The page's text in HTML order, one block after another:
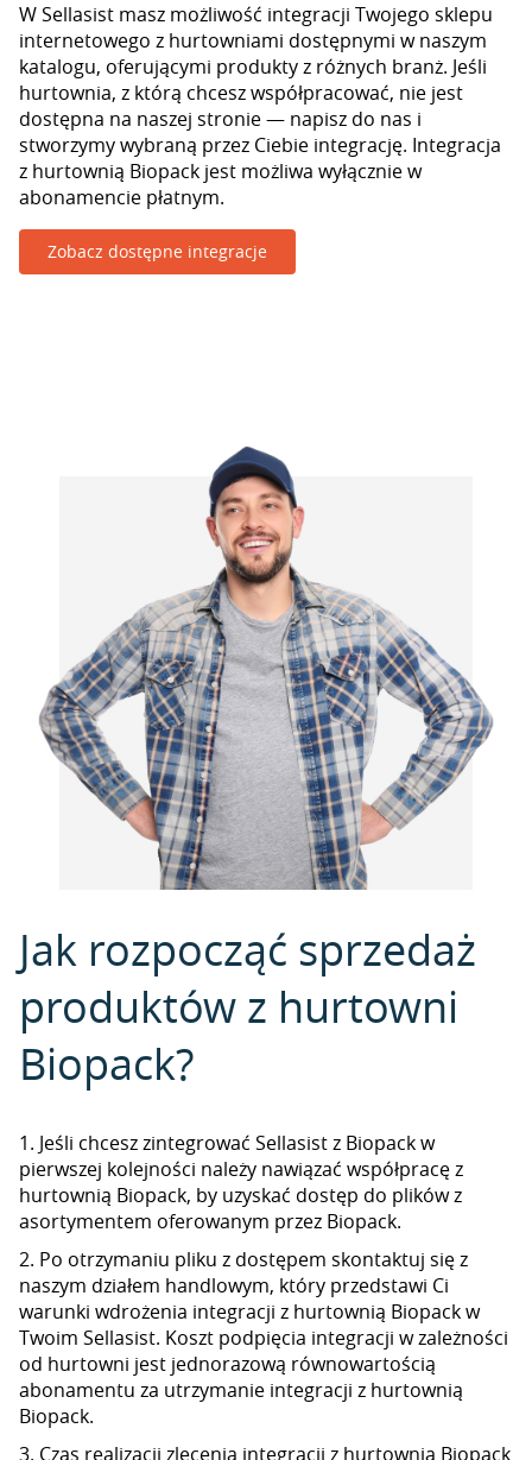
W Sellasist masz możliwość integracji Twojego sklepu
internetowego z hurtowniami dostępnymi w naszym
katalogu, oferującymi produkty z różnych branż. Jeśli
hurtownia, z którą chcesz współpracować, nie jest
dostępna na naszej stronie — napisz do nas i
stworzymy wybraną przez Ciebie integrację. Integracja
z hurtownią Biopack jest możliwa wyłącznie w
abonamencie płatnym.
Zobacz dostępne integracje
Jak rozpocząć sprzedaż
produktów z hurtowni
Biopack?
1. Jeśli chcesz zintegrować Sellasist z Biopack w
pierwszej kolejności należy nawiązać współpracę z
hurtownią Biopack, by uzyskać dostęp do plików z
asortymentem oferowanym przez Biopack.
2. Po otrzymaniu pliku z dostępem skontaktuj się z
naszym działem handlowym, który przedstawi Ci
warunki wdrożenia integracji z hurtownią Biopack w
Twoim Sellasist. Koszt podpięcia integracji w zależności
od hurtowni jest jednorazową równowartością
abonamentu za utrzymanie integracji z hurtownią
Biopack.
3. Czas realizacji zlecenia integracji z hurtownią Biopack